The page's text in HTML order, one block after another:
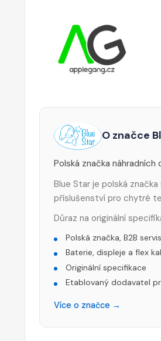
O značce
Polská značka
Blue Star je polská
příslušenství pro chytré
Důraz na originální
Polská značka, B2B
Baterie, displeje a flex
Originální specifikace
Etablovaný dodavatel
Více o značce →